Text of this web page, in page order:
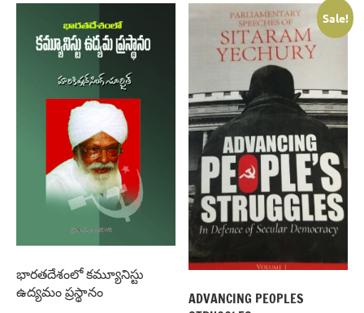
భారతదేశంలో కమ్యూనిస్టు
ఉద్యమం ప్రస్థానం
Sale!
ADVANCING PEOPLES